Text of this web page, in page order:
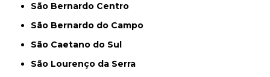
São Bernardo Centro
São Bernardo do Campo
São Caetano do Sul
São Lourenço da Serra